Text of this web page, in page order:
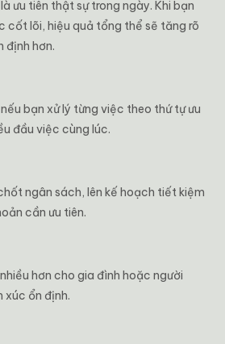
ưu tiên thật sự trong ngày. Khi bạn
cốt lõi, hiệu quả tổng thể sẽ tăng rõ
định hơn.
bạn xử lý từng việc theo thứ tự ưu
đầu việc cùng lúc.
ngân sách, lên kế hoạch tiết kiệm
cần ưu tiên.
hơn cho gia đình hoặc người
xúc ổn định.